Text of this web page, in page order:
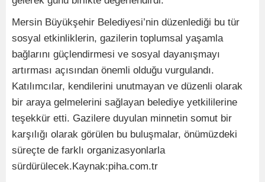
Mersin Büyükşehir Belediyesi’nin düzenlediği bu tür
sosyal etkinliklerin, gazilerin toplumsal yaşamla
bağlarını güçlendirmesi ve sosyal dayanışmayı
artırması açısından önemli olduğu vurgulandı.
Katılımcılar, kendilerini unutmayan ve düzenli olarak
bir araya gelmelerini sağlayan belediye yetkililerine
teşekkür etti. Gazilere duyulan minnetin somut bir
karşılığı olarak görülen bu buluşmalar, önümüzdeki
süreçte de farklı organizasyonlarla
sürdürülecek.Kaynak:piha.com.tr